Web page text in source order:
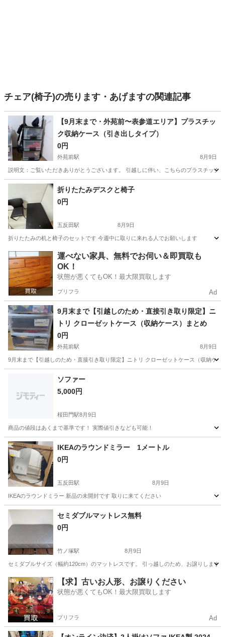
チェア(椅子)の売ります・あげますの関連記事
【9月末まで・外苑前〜表参道エリア】プラスチッ
ク収納ケース（引き出しタイプ）
0円
外苑前駅 8月9日
説明文： ​ご覧いただきありがとうございます。 引越しに伴い、こちらのプラスチッ
東京 渋谷区 外苑前駅 収納家具
折りたたみデスクと椅子
0円
五反田駅 8月9日
折りたたみの机と椅子のセットです 今週中に取りに来れる人でお願いします
東京 品川区 五反田駅 家具
運べない家具、無料でお伺い＆即買取も
OK！
状態が悪くてもOK！最大限買取します
プリフラ Ad
9月末まで【引越しのため・直接引き取り限定】ニ
トリ クローゼットケース（収納ケース）まとめ ​
0円
外苑前駅 8月9日
​9月末まで【引越しのため・直接引き取り限定】ニトリ クローゼットケース（収納ケ
ソファー
5,000円
桜田門駅8月9日
商品の値段はあくまで基準です！ 実際値引きなども可能！
東京 千代田区 桜田門駅 ベッド ソファー
IKEAのラウンドミラー 1メートル
0円
五反田駅 8月9日
IKEAのラウンドミラー 新品の未開封です 取りに来てください
東京 品川区 五反田駅 ミラー/鏡 ミラー
セミダブルマットレス無料
0円
竹ノ塚駅 8月9日
セミダブルサイズ（幅約120cm）のマットレスです。 引っ越しのため、お譲りしま
東京 足立区 竹ノ塚駅 寝具 セミダブル
【求】古いお人形、お譲りください
状態が悪くてもOK！最大限買取します
プリフラ Ad